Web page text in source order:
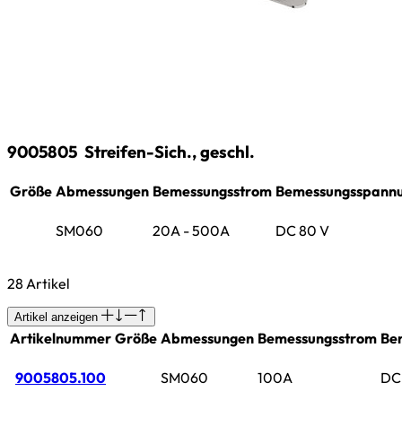
9005805 Streifen-Sich., geschl.
Größe Abmessungen Bemessungsstrom
SM060 20A - 500A DC 80 V
28 Artikel
Artikel anzeigen
Artikelnummer Größe Abmessungen Bemessungsstrom
9005805.100 SM060 100A